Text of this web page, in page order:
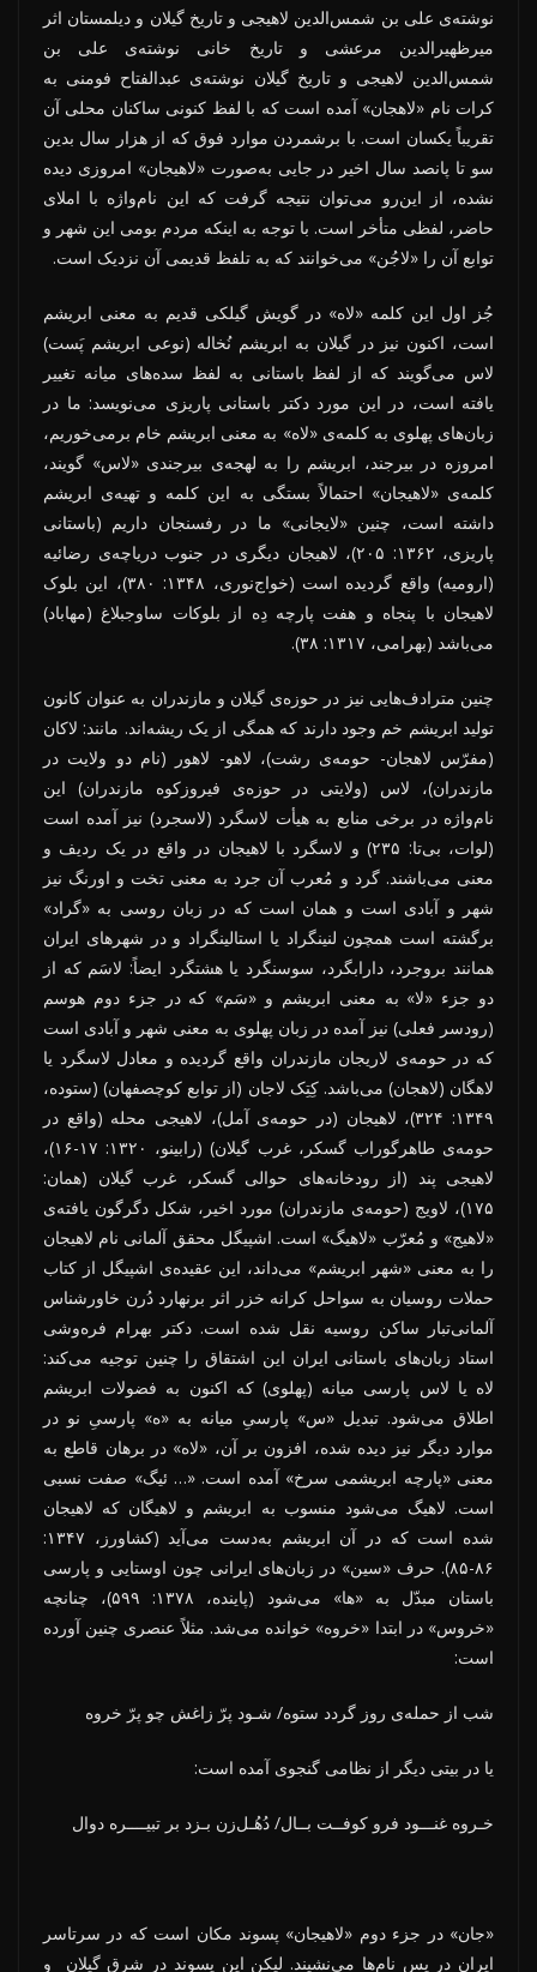
نوشته‌ی علی بن شمس‌الدین لاهیجی و تاریخ گیلان و دیلمستان اثر
میرظهیرالدین مرعشی و تاریخ خانی نوشته‌ی علی بن
شمس‌الدین لاهیجی و تاریخ گیلان نوشته‌ی عبدالفتاح فومنی به
کرات نام «لاهجان» آمده است که با لفظ کنونی ساکنان محلی آن
تقریباً یکسان است. با برشمردن موارد فوق که از هزار سال بدین
سو تا پانصد سال اخیر در جایی به‌صورت «لاهیجان» امروزی دیده
نشده، از این‌رو می‌توان نتیجه گرفت که این نام‌واژه با املای
حاضر، لفظی متأخر است. با توجه به اینکه مردم بومی این شهر و
توابع آن را «لاجُن» می‌خوانند که به تلفظ قدیمی آن نزدیک است.
جُز اول این کلمه «لاه» در گویش گیلکی قدیم به معنی ابریشم
است، اکنون نیز در گیلان به ابریشم نُخاله (نوعی ابریشم پَست)
لاس می‌گویند که از لفظ باستانی به لفظ سده‌های میانه تغییر
یافته است، در این مورد دکتر باستانی پاریزی می‌نویسد: ما در
زبان‌های پهلوی به کلمه‌ی «لاه» به معنی ابریشم خام برمی‌خوریم،
امروزه در بیرجند، ابریشم را به لهجه‌ی بیرجندی «لاس» گویند،
کلمه‌ی «لاهیجان» احتمالاً بستگی به این کلمه و تهیه‌ی ابریشم
داشته است، چنین «لایجانی» ما در رفسنجان داریم (باستانی
پاریزی، ۱۳۶۲: ۲۰۵)، لاهیجان دیگری در جنوب دریاچه‌ی رضائیه
(ارومیه) واقع گردیده است (خواج‌نوری، ۱۳۴۸: ۳۸۰)، این بلوک
لاهیجان با پنجاه و هفت پارچه دِه از بلوکات ساوجبلاغ (مهاباد)
می‌باشد (بهرامی، ۱۳۱۷: ۳۸).
چنین مترادف‌هایی نیز در حوزه‌ی گیلان و مازندران به عنوان کانون
تولید ابریشم خم وجود دارند که همگی از یک ریشه‌اند. مانند: لاکان
(مفرّس لاهجان- حومه‌ی رشت)، لاهو- لاهور (نام دو ولایت در
مازندران)، لاس (ولایتی در حوزه‌ی فیروزکوه مازندران) این
نام‌واژه در برخی منابع به هیأت لاسگرد (لاسجرد) نیز آمده است
(لوات، بی‌تا: ۲۳۵) و لاسگرد با لاهیجان در واقع در یک ردیف و
معنی می‌باشند. گرد و مُعرب آن جرد به معنی تخت و اورنگ نیز
شهر و آبادی است و همان است که در زبان روسی به «گراد»
برگشته است همچون لنینگراد یا استالینگراد و در شهرهای ایران
همانند بروجرد، دارابگرد، سوسنگرد یا هشتگرد ایضاً: لاسَم که از
دو جزء «لا» به معنی ابریشم و «سَم» که در جزء دوم هوسم
(رودسر فعلی) نیز آمده در زبان پهلوی به معنی شهر و آبادی است
که در حومه‌ی لاریجان مازندران واقع گردیده و معادل لاسگرد یا
لاهگان (لاهجان) می‌باشد. کِتِک لاجان (از توابع کوچصفهان) (ستوده،
۱۳۴۹: ۳۲۴)، لاهیجان (در حومه‌ی آمل)، لاهیجی محله (واقع در
حومه‌ی طاهرگوراب گسکر، غرب گیلان) (رابینو، ۱۳۲۰: ۱۷-۱۶)،
لاهیجی پند (از رودخانه‌های حوالی گسکر، غرب گیلان (همان:
۱۷۵)، لاویج (حومه‌ی مازندران) مورد اخیر، شکل دگرگون یافته‌ی
«لاهیج» و مُعرّب «لاهیگ» است. اشپیگل محقق آلمانی نام لاهیجان
را به معنی «شهر ابریشم» می‌داند، این عقیده‌ی اشپیگل از کتاب
حملات روسیان به سواحل کرانه خزر اثر برنهارد دُرن خاورشناس
آلمانی‌تبار ساکن روسیه نقل شده است. دکتر بهرام فره‌وشی
استاد زبان‌های باستانی ایران این اشتقاق را چنین توجیه می‌کند:
لاه یا لاس پارسی میانه (پهلوی) که اکنون به فضولات ابریشم
اطلاق می‌شود. تبدیل «س» پارسیِ میانه به «ه» پارسیِ نو در
موارد دیگر نیز دیده شده، افزون بر آن، «لاه» در برهان قاطع به
معنی «پارچه ابریشمی سرخ» آمده است. «… ئیگ» صفت نسبی
است. لاهیگ می‌شود منسوب به ابریشم و لاهیگان که لاهیجان
شده است که در آن ابریشم به‌دست می‌آید (کشاورز، ۱۳۴۷:
۸۶-۸۵). حرف «سین» در زبان‌های ایرانی چون اوستایی و پارسی
باستان مبدّل به «ها» می‌شود (پاینده، ۱۳۷۸: ۵۹۹)، چنانچه
«خروس» در ابتدا «خروه» خوانده می‌شد. مثلاً عنصری چنین آورده
است:
شب از حمله‌ی روز گردد ستوه/ شـود پرّ زاغش چو پرّ خروه
یا در بیتی دیگر از نظامی گنجوی آمده است:
خـروه غنـــود فرو کوفــت بــال/ دُهُـل‌زن بـزد بر تبیــــره دوال
«جان» در جزء دوم «لاهیجان» پسوند مکان است که در سرتاسر
ایران در پسِ نام‌ها می‌نشیند. لیکن این پسوند در شرق گیلان و